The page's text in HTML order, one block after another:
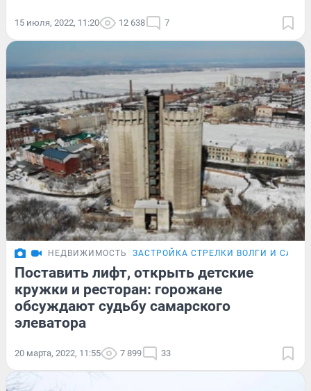
15 июля, 2022, 11:20 12 638 7
НЕДВИЖИМОСТЬ ЗАСТРОЙКА СТРЕЛКИ ВОЛГИ И
Поставить лифт, открыть детские
кружки и ресторан: горожане
обсуждают судьбу самарского
элеватора
20 марта, 2022, 11:55 7 899 33